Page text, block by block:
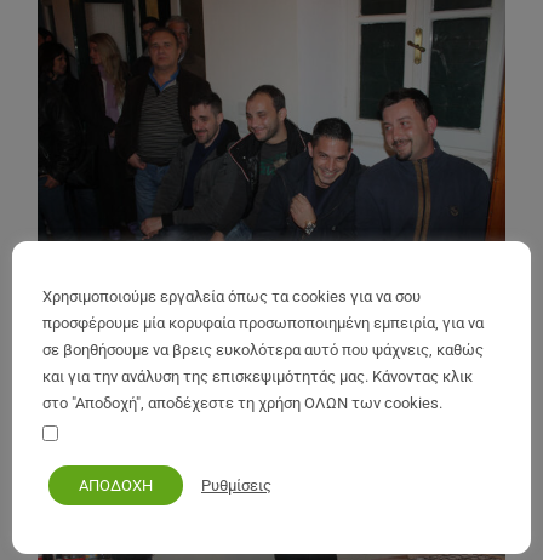
Χρησιμοποιούμε εργαλεία όπως τα cookies για να σου
προσφέρουμε μία κορυφαία προσωποποιημένη εμπειρία, για να
σε βοηθήσουμε να βρεις ευκολότερα αυτό που ψάχνεις, καθώς
και για την ανάλυση της επισκεψιμότητάς μας. Κάνοντας κλικ
στο "Αποδοχή", αποδέχεστε τη χρήση ΟΛΩΝ των cookies.
ΑΠΟΔΟΧΗ Ρυθμίσεις